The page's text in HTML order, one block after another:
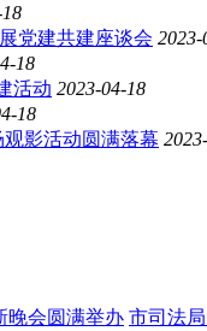
党建共建座谈会 2023-
18
活动 2023-04-18
18
影活动圆满落幕
晚会圆满举办 市司法